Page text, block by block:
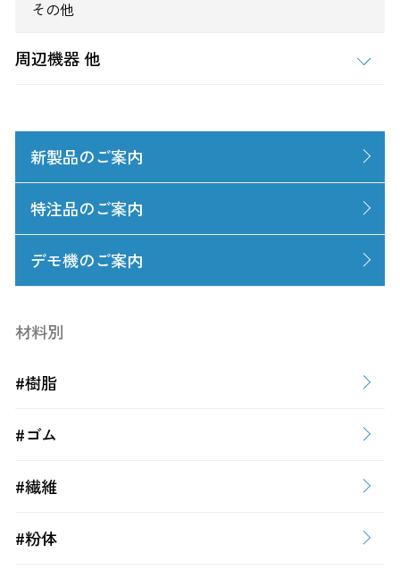
その他
周辺機器 他
新製品のご案内
特注品のご案内
デモ機のご案内
材料別
#樹脂
#ゴム
#繊維
#粉体